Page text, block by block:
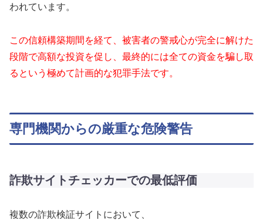
われています。
この信頼構築期間を経て、被害者の警戒心が完全に解けた
段階で高額な投資を促し、最終的には全ての資金を騙し取
るという極めて計画的な犯罪手法です。
専門機関からの厳重な危険警告
詐欺サイトチェッカーでの最低評価
複数の詐欺検証サイトにおいて、